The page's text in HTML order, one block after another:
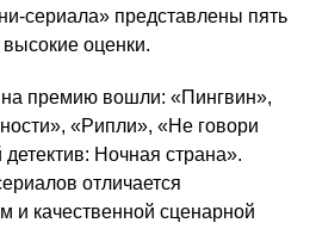
сериала» представлены пять
оценки.
на премию вошли: «Пингвин»,
«Рипли», «Не говори
Ночная страна».
отличается
и качественной сценарной